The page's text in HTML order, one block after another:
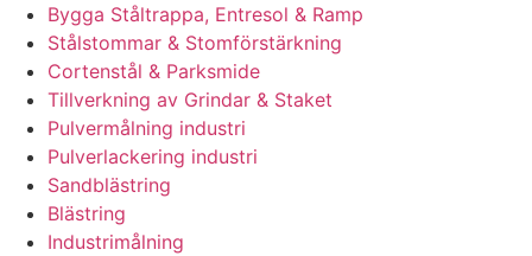
Bygga Ståltrappa, Entresol & Ramp
Stålstommar & Stomförstärkning
Cortenstål & Parksmide
Tillverkning av Grindar & Staket
Pulvermålning industri
Pulverlackering industri
Sandblästring
Blästring
Industrimålning